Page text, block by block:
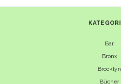
Bar
Bronx
Brooklyn
Bücher